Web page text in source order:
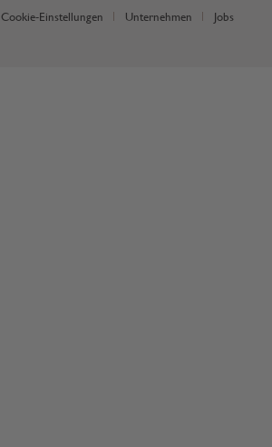
Cookie-Einstellungen Unternehmen Jobs